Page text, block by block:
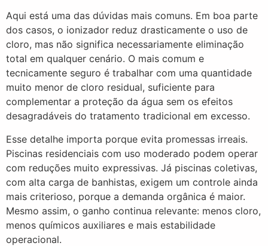
Aqui está uma das dúvidas mais comuns. Em boa parte
dos casos, o ionizador reduz drasticamente o uso de
cloro, mas não significa necessariamente eliminação
total em qualquer cenário. O mais comum e
tecnicamente seguro é trabalhar com uma quantidade
muito menor de cloro residual, suficiente para
complementar a proteção da água sem os efeitos
desagradáveis do tratamento tradicional em excesso.
Esse detalhe importa porque evita promessas irreais.
Piscinas residenciais com uso moderado podem operar
com reduções muito expressivas. Já piscinas coletivas,
com alta carga de banhistas, exigem um controle ainda
mais criterioso, porque a demanda orgânica é maior.
Mesmo assim, o ganho continua relevante: menos cloro,
menos químicos auxiliares e mais estabilidade
operacional.